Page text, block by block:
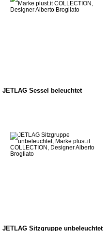
JETLAG Sessel beleuchtet
JETLAG Sitzgruppe unbeleuchtet